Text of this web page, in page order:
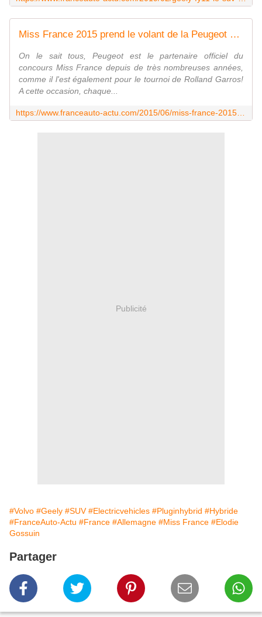
Miss France 2015 prend le volant de la Peugeot 208! - FranceAuto-actu - actualité automobile régionale et internationale
On le sait tous, Peugeot est le partenaire officiel du
concours Miss France depuis de très nombreuses années,
comme il l'est également pour le tournoi de Rolland Garros!
A cette occasion, chaque...
Publicité
#Volvo #Geely #SUV #Electricvehicles #Pluginhybrid #Hybride
#FranceAuto-Actu #France #Allemagne #Miss France #Elodie
Gossuin
Partager